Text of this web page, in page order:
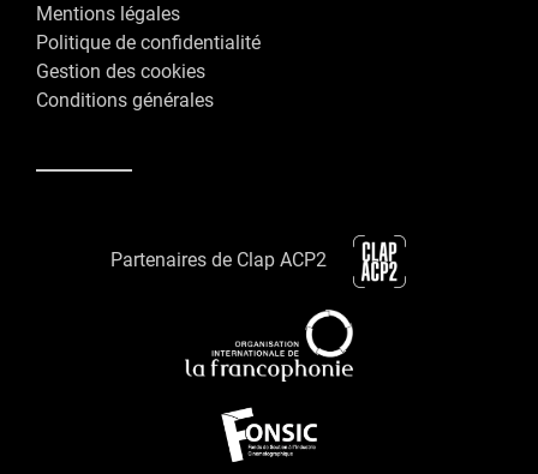
Mentions légales
Politique de confidentialité
Gestion des cookies
Conditions générales
Partenaires de Clap ACP2